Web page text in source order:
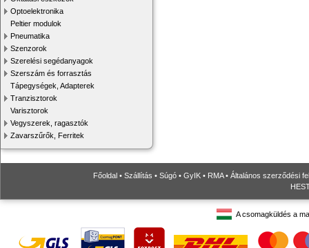
Optoelektronika
Peltier modulok
Pneumatika
Szenzorok
Szerelési segédanyagok
Szerszám és forrasztás
Tápegységek, Adapterek
Tranzisztorok
Varisztorok
Vegyszerek, ragasztók
Zavarszűrők, Ferritek
Főoldal • Szállítás • Súgó • GyIK • RMA• Általános szerződési
A csomagküldés a